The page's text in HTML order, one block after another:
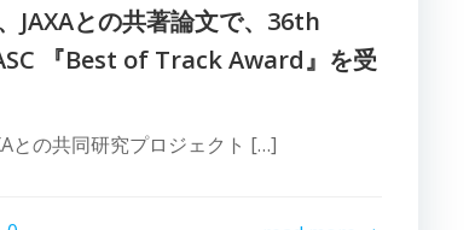
JAXAとの共著論文で、36th
『Best of Track Award』を受
との共同研究プロジェクト […]